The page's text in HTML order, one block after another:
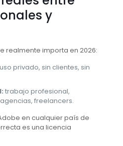
y
realmente importa en 2026:
uso privado, sin clientes, sin
trabajo profesional,
freelancers.
en cualquier país de
es una licencia